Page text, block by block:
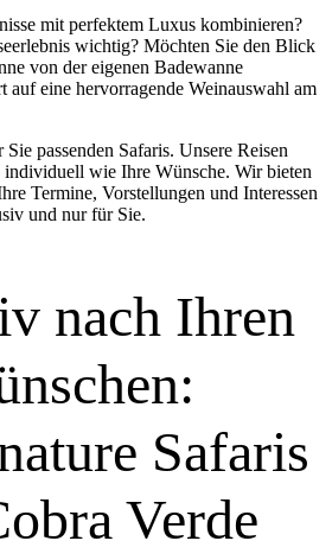
mit perfektem Luxus kombinieren?
wichtig? Möchten Sie den Blick
von der eigenen Badewanne
auf eine hervorragende Weinauswahl am
passenden Safaris. Unsere Reisen
individuell wie Ihre Wünsche. Wir bieten
Termine, Vorstellungen und Interessen
und nur für Sie.
nach Ihren
Safaris
Verde